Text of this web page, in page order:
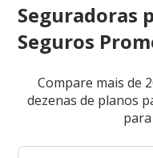
Seguradoras
Seguros
Compare mais de
dezenas de planos